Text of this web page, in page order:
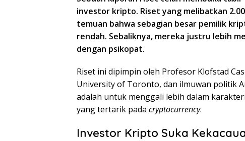
investor kripto. Riset yang melibatkan
temuan bahwa sebagian besar pemilik
rendah. Sebaliknya, mereka justru lebih
dengan psikopat.
Riset ini dipimpin oleh Profesor Klofstad
University of Toronto, dan ilmuwan politik
adalah untuk menggali lebih dalam
yang tertarik pada cryptocurrency.
Investor Kripto Suka